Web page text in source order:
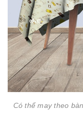
Có thể may theo